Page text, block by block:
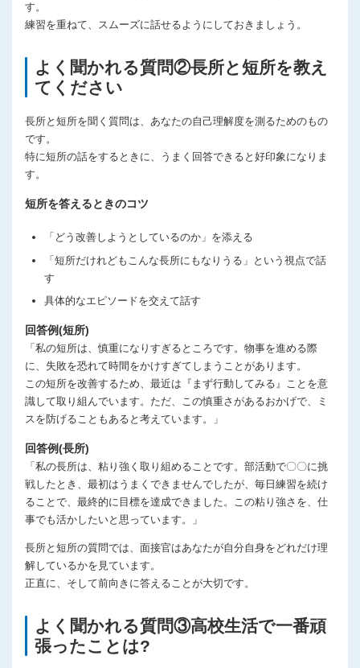
す。
練習を重ねて、スムーズに話せるようにしておきましょう。
よく聞かれる質問②長所と短所を教え
てください
長所と短所を聞く質問は、あなたの自己理解度を測るためのもの
です。
特に短所の話をするときに、うまく回答できると好印象になりま
す。
短所を答えるときのコツ
「どう改善しようとしているのか」を添える
「短所だけれどもこんな長所にもなりうる」という視点で話
す
具体的なエピソードを交えて話す
回答例(短所)
「私の短所は、慎重になりすぎるところです。物事を進める際
に、失敗を恐れて時間をかけすぎてしまうことがあります。
この短所を改善するため、最近は『まず行動してみる』ことを意
識して取り組んでいます。ただ、この慎重さがあるおかげで、ミ
スを防げることもあると考えています。」
回答例(長所)
「私の長所は、粘り強く取り組めることです。部活動で〇〇に挑
戦したとき、最初はうまくできませんでしたが、毎日練習を続け
ることで、最終的に目標を達成できました。この粘り強さを、仕
事でも活かしたいと思っています。」
長所と短所の質問では、面接官はあなたが自分自身をどれだけ理
解しているかを見ています。
正直に、そして前向きに答えることが大切です。
よく聞かれる質問③高校生活で一番頑
張ったことは?